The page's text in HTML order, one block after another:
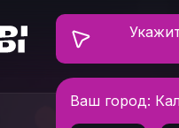
Ваш город:
Главная